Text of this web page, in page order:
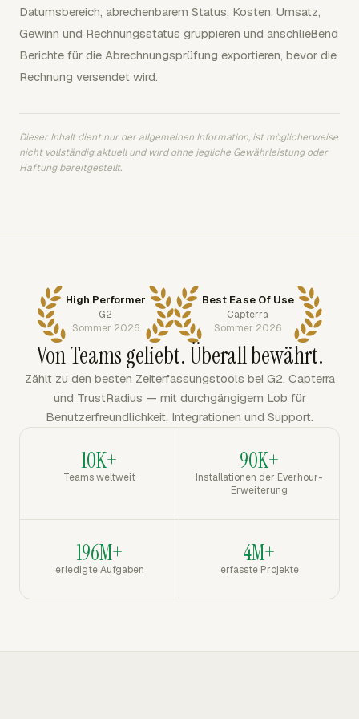
Datumsbereich, abrechenbarem Status, Kosten, Umsatz,
Gewinn und Rechnungsstatus gruppieren und anschließend
Berichte für die Abrechnungsprüfung exportieren, bevor die
Rechnung versendet wird.
Dieser Inhalt dient nur der allgemeinen Information, ist möglicherweise
nicht vollständig aktuell und wird ohne jegliche Gewährleistung oder
Haftung bereitgestellt.
High Performer
G2
Sommer 2026
Best Ease Of Use
Capterra
Sommer 2026
Von Teams geliebt. Überall bewährt.
Zählt zu den besten Zeiterfassungstools bei G2, Capterra
und TrustRadius — mit durchgängigem Lob für
Benutzerfreundlichkeit, Integrationen und Support.
10K+
Teams weltweit
90K+
Installationen der Everhour-
Erweiterung
196M+
erledigte Aufgaben
4M+
erfasste Projekte